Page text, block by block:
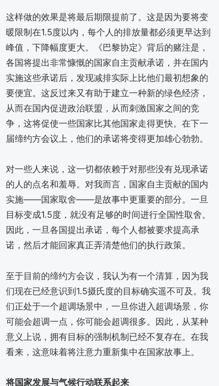
这样做的效果是将最后期限提前了。这是因为要将变
暖限制在1.5度以内，每个人的排放量都必须更早达到
峰值，下降幅度更大。《巴黎协定》背后的赌注是，
各国将提出非常慷慨的国家自主贡献承诺，并在国内
实施这些承诺后，发现减排实际上比他们最初想象的
要便宜。这反过来又有助于建立一种新的绿色经济，
从而在国内促进政治联盟，从而刺激国家之间的竞
争，这将促使一些国家比其他国家走得更快。在下一
届缔约方会议上，他们的承诺将变得更加雄心勃勃。
对一些人来说，这一切都依赖于对那些没有兑现承诺
的人的点名和羞辱。对我而言，国家自主贡献的国内
实施——国家取舍——是故事中更重要的部分。一旦
目标变成1.5度，就没有足够的时间进行全国性取舍。
因此，一旦各国提出承诺，每个人都被要求提高承
诺，然后才能回家真正弄清楚他们的执行政策。
至于目前的缔约方会议，我认为有一个清算，因为我
们现在已经意识到1.5摄氏度的目标确实遥不可及。我
们正处于一个超调场景中，一旦你进入超调场景，你
可能会超调一点，你可能会超调很多。因此，从某种
意义上说，拥有目标的强制机制已经不复存在。在我
看来，这意味着将注意力重新集中在国家故事上。
将国家发展与气候行动联系起来